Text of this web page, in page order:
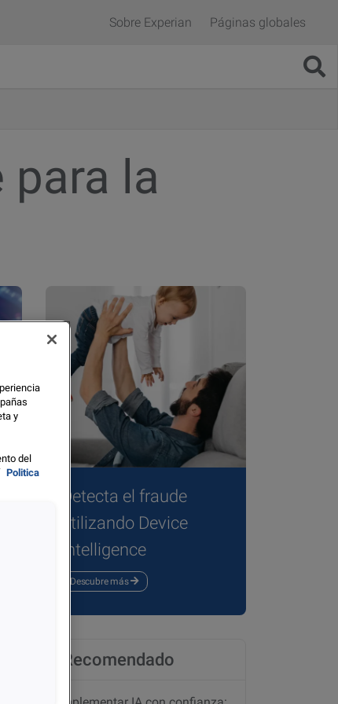
Sobre Experian Páginas globales
la
Detecta el fraude
utilizando Device
Intelligence
Descubre más
Recomendado
y
del
Politica